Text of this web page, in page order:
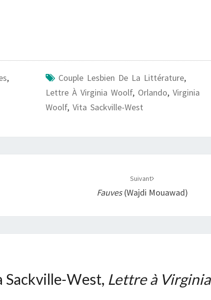
,
Couple Lesbien De La Littérature,
Lettre À Virginia Woolf, Orlando, Virginia
Woolf, Vita Sackville-West
Suivant
Fauves(Wajdi Mouawad)
Sackville-West, Lettre à Virginia